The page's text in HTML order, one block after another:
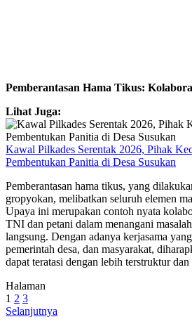
Pemberantasan Hama Tikus:
Lihat Juga:
Kawal Pilkades Serentak 2026, Pihak
Pembentukan Panitia di Desa Susukan
Pemberantasan hama tikus, yang
gropyokan, melibatkan seluruh elemen
Upaya ini merupakan contoh nyata
TNI dan petani dalam menangani
langsung. Dengan adanya kerjasama
pemerintah desa, dan masyarakat,
dapat teratasi dengan lebih terstruktur dan
Halaman
1 2 3
Selanjutnya